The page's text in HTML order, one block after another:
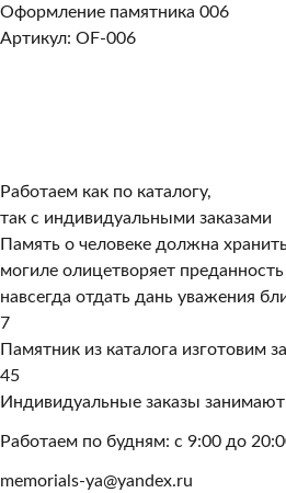
Оформление памятника 006
Артикул: OF-006
Работаем как по каталогу,
так с индивидуальными заказами
Память о человеке должна
могиле олицетворяет
навсегда отдать дань уважения
7
Памятник из каталога изготовим
45
Индивидуальные заказы
Работаем по будням: с 9:00 до
memorials-ya@yandex.ru